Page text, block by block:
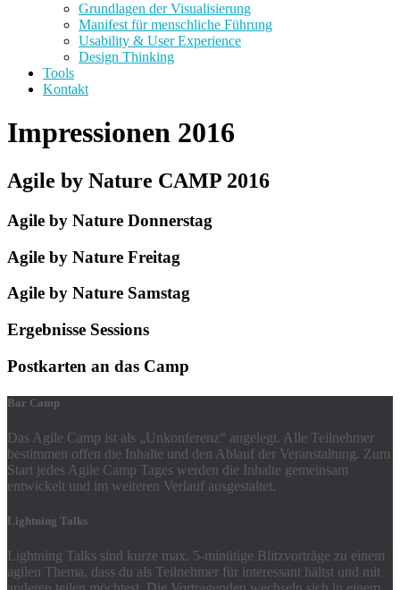
Grundlagen der Visualisierung
Manifest für menschliche Führung
Usability & User Experience
Design Thinking
Tools
Kontakt
Impressionen 2016
Agile by Nature CAMP 2016
Agile by Nature Donnerstag
Agile by Nature Freitag
Agile by Nature Samstag
Ergebnisse Sessions
Postkarten an das Camp
Bar Camp
Das Agile Camp ist als „Unkonferenz“ angelegt. Alle Teilnehmer
bestimmen offen die Inhalte und den Ablauf der Veranstaltung. Zum
Start jedes Agile Camp Tages werden die Inhalte gemeinsam
entwickelt und im weiteren Verlauf ausgestaltet.
Lightning Talks
Lightning Talks sind kurze max. 5-minütige Blitzvorträge zu einem
agilen Thema, dass du als Teilnehmer für interessant hältst und mit